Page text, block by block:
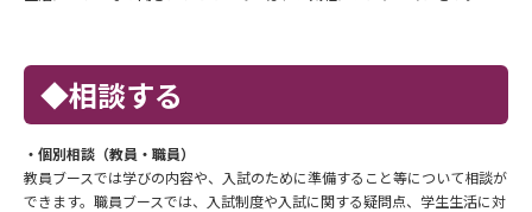
◆相談する
・個別相談（教員・職員）
教員ブースでは学びの内容や、入試のために準備すること等について相談が
できます。職員ブースでは、入試制度や入試に関する疑問点、学生生活に対